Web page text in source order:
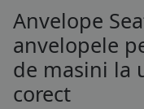
Anvelope
anvelopele
de masini la
corect